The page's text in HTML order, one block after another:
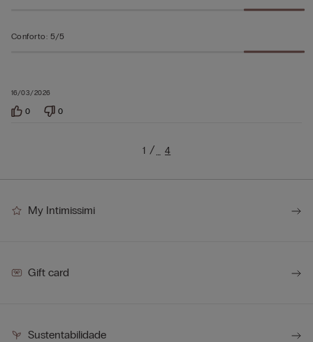
16/03/2026
Conforto: 5/5
0 0
1 … 4
My Intimissimi
Gift card
Sustentabilidade